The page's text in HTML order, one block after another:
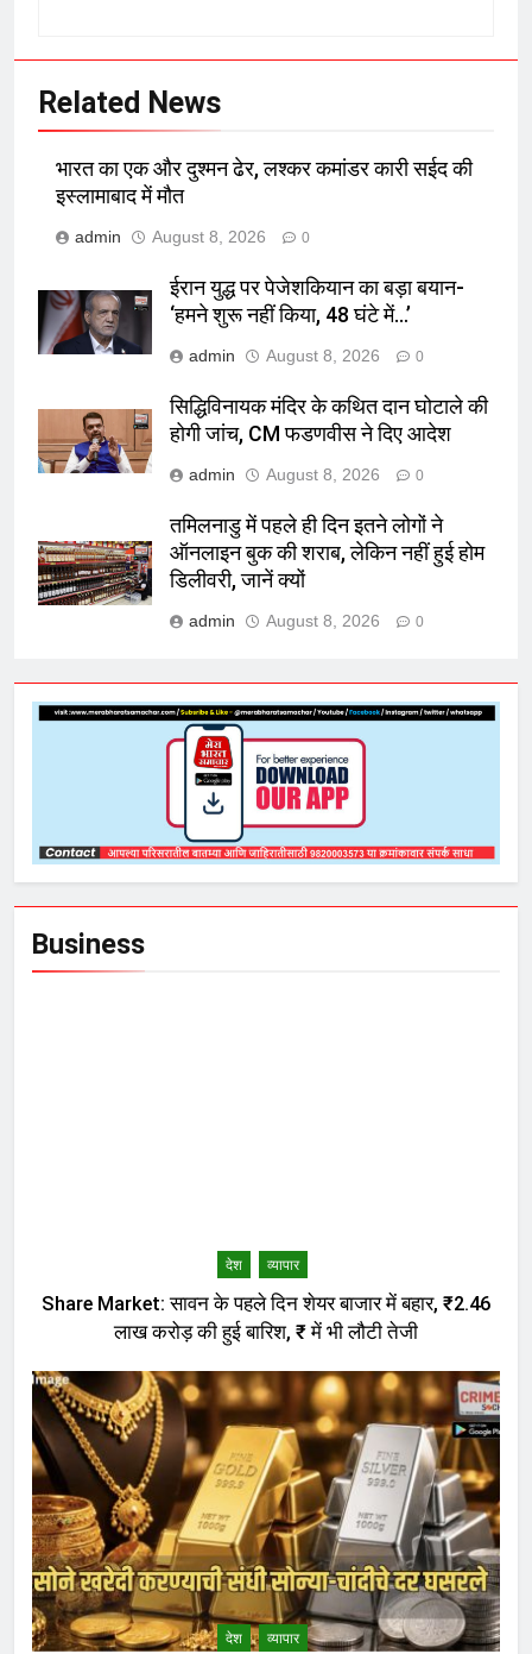
Related News
भारत का एक और दुश्मन ढेर, लश्कर कमांडर कारी सईद की
इस्लामाबाद में मौत
admin August 8, 2026 0
ईरान युद्ध पर पेजेशकियान का बड़ा बयान-
‘हमने शुरू नहीं किया, 48 घंटे में…’
admin August 8, 2026 0
सिद्धिविनायक मंदिर के कथित दान घोटाले की
होगी जांच, CM फडणवीस ने दिए आदेश
admin August 8, 2026 0
तमिलनाडु में पहले ही दिन इतने लोगों ने
ऑनलाइन बुक की शराब, लेकिन नहीं हुई होम
डिलीवरी, जानें क्यों
admin August 8, 2026 0
Business
देश व्यापार
Share Market: सावन के पहले दिन शेयर बाजार में बहार, ₹2.46
लाख करोड़ की हुई बारिश, ₹ में भी लौटी तेजी
देश व्यापार